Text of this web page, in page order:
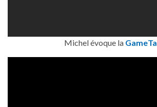
Michel évoque la